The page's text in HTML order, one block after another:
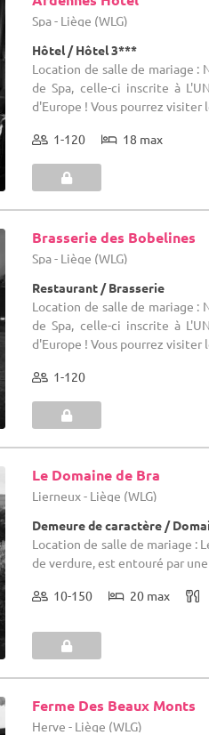
Spa - Liège (WLG)
Hôtel / Hôtel 3***
Location de salle de mariage :
de Spa, celle-ci inscrite à
d'Europe ! Vous pourrez visiter
1-120 18 max
Brasserie des Bobelines
Spa - Liège (WLG)
Restaurant / Brasserie
Location de salle de mariage :
de Spa, celle-ci inscrite à
d'Europe ! Vous pourrez visiter
1-120
Le Domaine de Bra
Lierneux - Liège (WLG)
Demeure de caractère /
Location de salle de mariage :
de verdure, est entouré par
10-150 20 max
Ferme Des Beaux Monts
Herve - Liège (WLG)